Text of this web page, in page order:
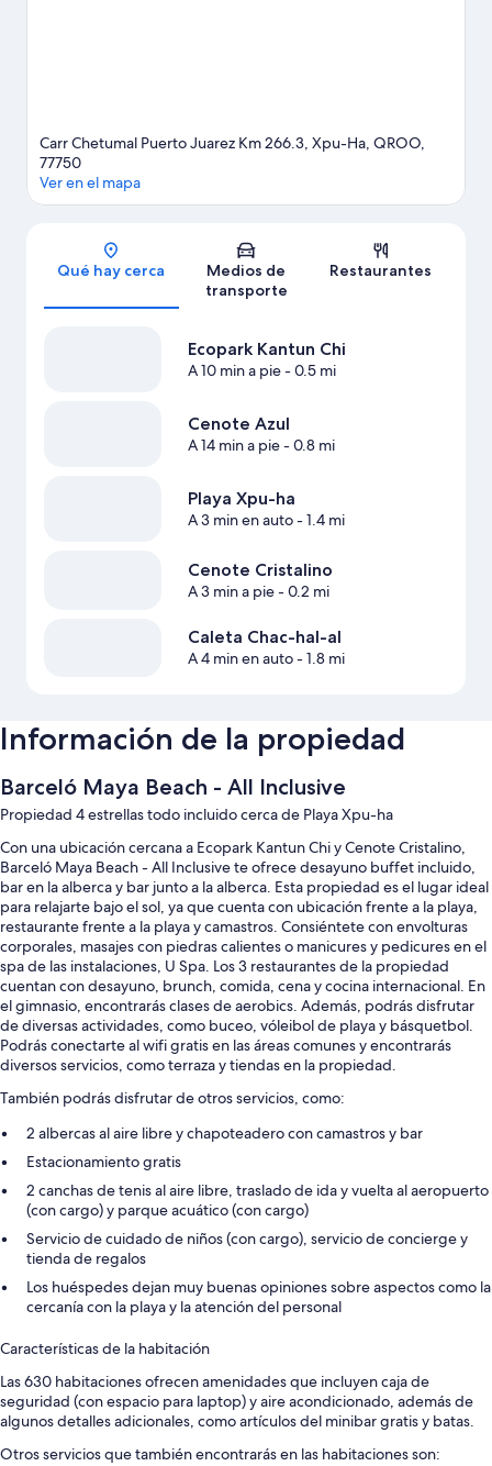
Carr Chetumal Puerto Juarez Km 266.3, Xpu-Ha, QROO,
77750
Ver en el mapa
Qué hay cerca
Medios de
transporte
Restaurantes
Ecopark Kantun Chi
A 10 min a pie- 0.5 mi
Cenote Azul
A 14 min a pie- 0.8 mi
Playa Xpu-ha
A 3 min en auto- 1.4 mi
Cenote Cristalino
A 3 min a pie- 0.2 mi
Caleta Chac-hal-al
A 4 min en auto- 1.8 mi
Información de la propiedad
Barceló Maya Beach - All Inclusive
Propiedad 4 estrellas todo incluido cerca de Playa Xpu-ha
Con una ubicación cercana a Ecopark Kantun Chi y Cenote Cristalino,
Barceló Maya Beach - All Inclusive te ofrece desayuno buffet incluido,
bar en la alberca y bar junto a la alberca. Esta propiedad es el lugar ideal
para relajarte bajo el sol, ya que cuenta con ubicación frente a la playa,
restaurante frente a la playa y camastros. Consiéntete con envolturas
corporales, masajes con piedras calientes o manicures y pedicures en el
spa de las instalaciones, U Spa. Los 3 restaurantes de la propiedad
cuentan con desayuno, brunch, comida, cena y cocina internacional. En
el gimnasio, encontrarás clases de aerobics. Además, podrás disfrutar
de diversas actividades, como buceo, vóleibol de playa y básquetbol.
Podrás conectarte al wifi gratis en las áreas comunes y encontrarás
diversos servicios, como terraza y tiendas en la propiedad.
También podrás disfrutar de otros servicios, como:
2 albercas al aire libre y chapoteadero con camastros y bar
Estacionamiento gratis
2 canchas de tenis al aire libre, traslado de ida y vuelta al aeropuerto
(con cargo) y parque acuático (con cargo)
Servicio de cuidado de niños (con cargo), servicio de concierge y
tienda de regalos
Los huéspedes dejan muy buenas opiniones sobre aspectos como la
cercanía con la playa y la atención del personal
Características de la habitación
Las 630 habitaciones ofrecen amenidades que incluyen caja de
seguridad (con espacio para laptop) y aire acondicionado, además de
algunos detalles adicionales, como artículos del minibar gratis y batas.
Otros servicios que también encontrarás en las habitaciones son: